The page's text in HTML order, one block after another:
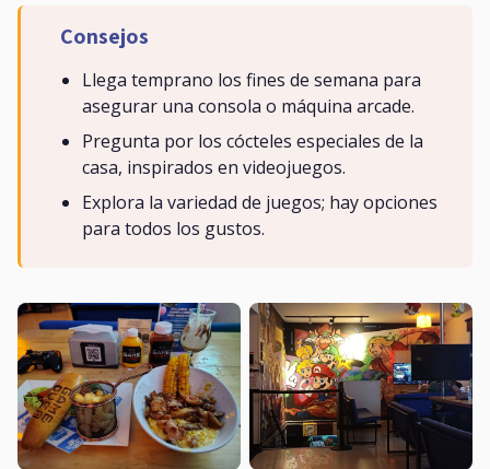
Consejos
Llega temprano los fines de semana para
asegurar una consola o máquina arcade.
Pregunta por los cócteles especiales de la
casa, inspirados en videojuegos.
Explora la variedad de juegos; hay opciones
para todos los gustos.